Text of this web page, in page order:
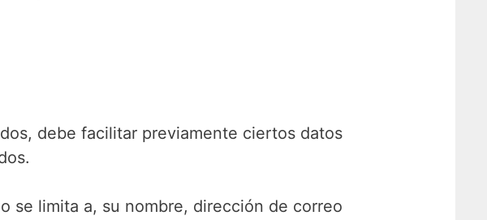
debe facilitar previamente ciertos datos
se limita a, su nombre, dirección de correo